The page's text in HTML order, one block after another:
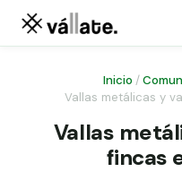
Malla ganadera
Puerta abatible
Inicio /
Vallas metálicas y
Vallas
fincas